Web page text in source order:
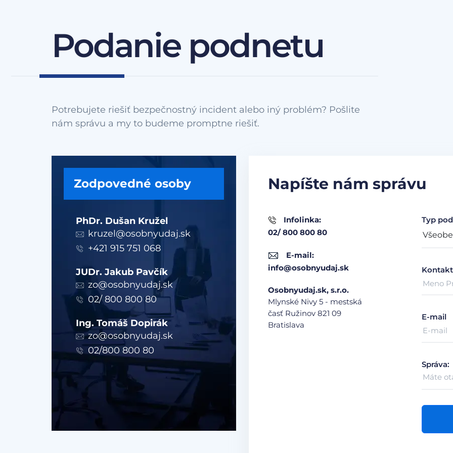
Podanie podnetu
Potrebujete riešiť bezpečnostný incident alebo iný problém? Pošlite
Zodpovedné osoby
PhDr. Dušan Kružel
kruzel@osobnyudaj.sk
+421 915 751 068
JUDr. Jakub Pavčík
zo@osobnyudaj.sk
02/ 800 800 80
Ing. Tomáš Dopirák
zo@osobnyudaj.sk
02/800 800 80
Napíšte nám správu
Infolinka:
02/ 800 800 80
E-mail:
info@osobnyudaj.sk
Osobnyudaj.sk, s.r.o.
Mlynské Nivy 5 - mestská
časť Ružinov 821 09
Bratislava
Typ
E-mail
Správa: